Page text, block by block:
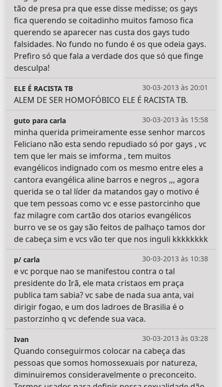
tão de presa pra que esse disse medisse; os gays
fica querendo se coitadinho muitos famoso fica
querendo se aparecer nas custa dos gays tudo
falsidades. No fundo no fundo é os que odeia gays.
Prefiro só que fala a verdade dos que só que finge
desculpa!
30-03-2013 às 20:01
ELE É RACISTA TB
ALEM DE SER HOMOFÓBICO ELE É RACISTA TB.
30-03-2013 às 15:58
guto para carla
minha querida primeiramente esse senhor marcos
Feliciano não esta sendo repudiado só por gays , vc
tem que ler mais se imforma , tem muitos
evangélicos indignado com os mesmo entre eles a
cantora evangélica aline barros e negros ,,, agora
querida se o tal líder da matandos gay o motivo é
que tem pessoas como vc e esse pastorcinho que
faz milagre com cartão dos otarios evangélicos
burro ve se os gay são feitos de palhaço tamos dor
de cabeça sim e vcs vão ter que nos inguli kkkkkkkk
30-03-2013 às 10:38
p/ carla
e vc porque nao se manifestou contra o tal
presidente do Irã, ele mata cristaos em praça
publica tam sabia? vc sabe de nada sua anta, vai
dirigir fogao, e um dos ladroes de Brasilia é o
pastorzinho q vc defende sua vaca.
30-03-2013 às 03:28
Ivan
Quando conseguirmos colocar na cabeça das
pessoas que somos homossexuais por natureza,
diminuiremos consideravelmente o preconceito.